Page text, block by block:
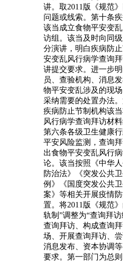
讲。取2011版《规范
问题或线索。第十条
该当成立食物平安变
访组。该当及时向同
分演讲，明白疾病防
安变乱风行病学查询
讲提交要求。进一步
员、查验机构、消息
物平安变乱涉及的现
采纳需要的处置办法
疾病防止节制机构该
风行病学查询拜访材料
第六条各级卫生健康
平安风险监测，查询
出食物平安变乱风行
论。该当按照《中华
防治法》《突发公共
例》《国度突发公共
案》等相关开展疫情
置。将2011版《规范
轨制”调整为“查询拜
查询拜访、构成查询
场、开展查询拜访、尝
消息发布、资本协调
要求。第一部门为总